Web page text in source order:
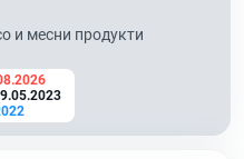
и месни продукти